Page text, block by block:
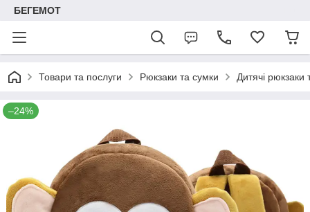
БЕГЕМОТ
Товари та послуги Рюкзаки та сумки Дитячі рюкзаки
–24%